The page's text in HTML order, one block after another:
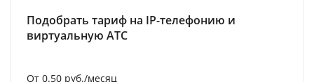
Подобрать тариф на IP-телефонию и
виртуальную АТС
От 0.50 руб./месяц